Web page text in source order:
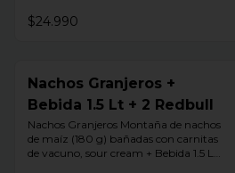
$24.990
Nachos Granjeros +
Bebida 1.5 Lt + 2 Redbull
Nachos Granjeros Montaña de nachos
de maíz (180 g) bañadas con carnitas
de vacuno, sour cream + Bebida 1.5 LT